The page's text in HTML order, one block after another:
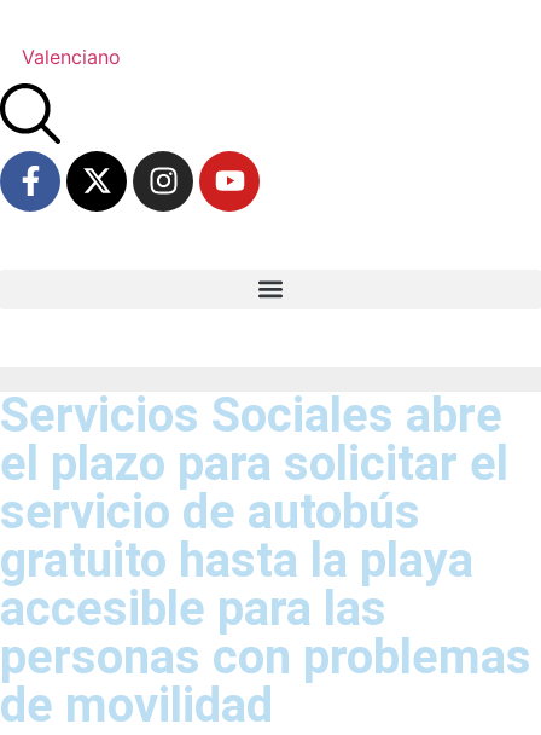
Valenciano
Servicios Sociales abre
el plazo para solicitar el
servicio de autobús
gratuito hasta la playa
accesible para las
personas con problemas
de movilidad